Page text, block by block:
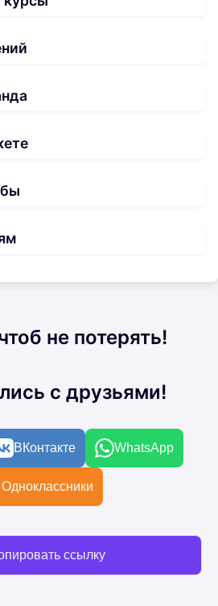
не потерять!
с друзьями!
ВКонтакте WhatsApp
Одноклассники
ссылку